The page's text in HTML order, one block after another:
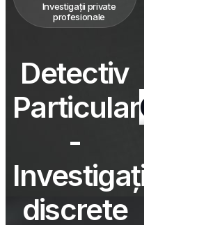
Investigații private
profesionale
Detectiv
Particular
-
Investigații
discrete